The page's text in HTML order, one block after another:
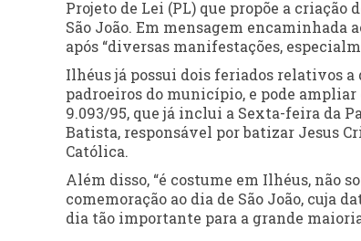
Projeto de Lei (PL) que propõe a
São João. Em mensagem
após “diversas manifestações,
Ilhéus já possui dois feriados relativos a
padroeiros do município, e pode ampliar
9.093/95, que já inclui a Sexta-feira da
Batista, responsável por batizar Jesus
Católica.
Além disso, “é costume em Ilhéus, não
comemoração ao dia de São João, cuja
dia tão importante para a grande